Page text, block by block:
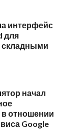
интерфейс
для
начал
отношении
Google